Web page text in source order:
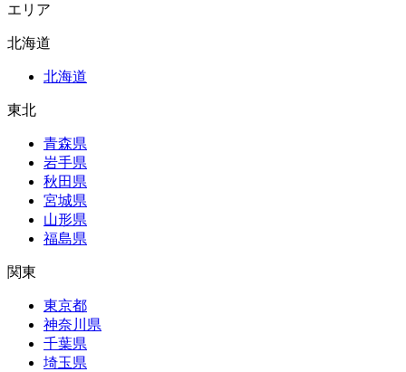
エリア
北海道
北海道
東北
青森県
岩手県
秋田県
宮城県
山形県
福島県
関東
東京都
神奈川県
千葉県
埼玉県